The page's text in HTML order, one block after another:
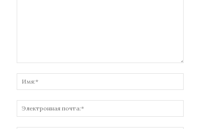
почта:*